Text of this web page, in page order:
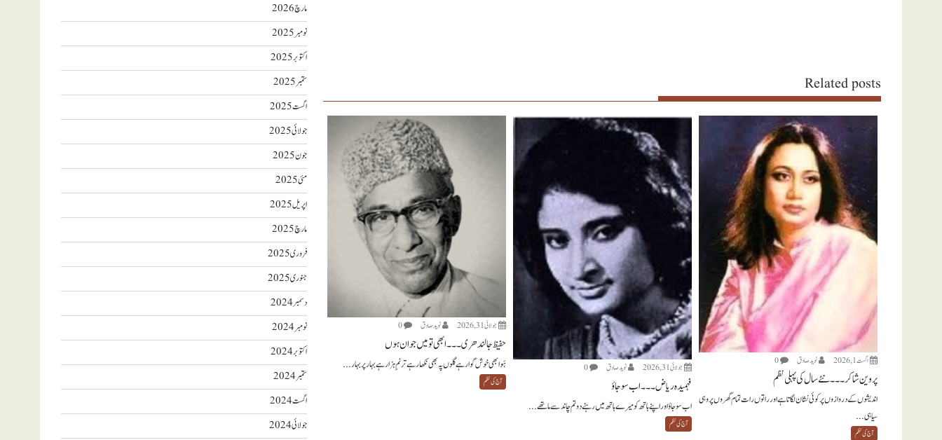
Related posts
اگست 1, 2026 نويد صادق 0
پروین شاکر ۔۔۔ نئے سال کی پہلی نظم
اندیشوں کے دروازوں پر کوئی نشان لگاتا ہے اور راتوں رات تمام گھروں پر وہی
سیاہی...
آج کی نظم
جولائی 31, 2026 نويد صادق 0
فہمیدہ ریاض ۔۔۔ اب سو جاؤ
اب سو جاؤ اور اپنے ہاتھ کو میرے ہاتھ میں رہنے دو تم چاند سے ماتھے...
آج کی نظم
جولائی 31, 2026 نويد صادق 0
حفیظ جالندھری ۔۔۔ ابھی تو میں جوان ہوں
ہَوا بھی خوش گوار ہے گلوں پہ بھی نکھار ہے ترنمِ ہزار ہے بہار پر بہار...
آج کی نظم
مارچ 2026
نومبر 2025
اکتوبر 2025
ستمبر 2025
اگست 2025
جولائی 2025
جون 2025
مئی 2025
اپریل 2025
مارچ 2025
فروری 2025
جنوری 2025
دسمبر 2024
نومبر 2024
اکتوبر 2024
ستمبر 2024
اگست 2024
جولائی 2024